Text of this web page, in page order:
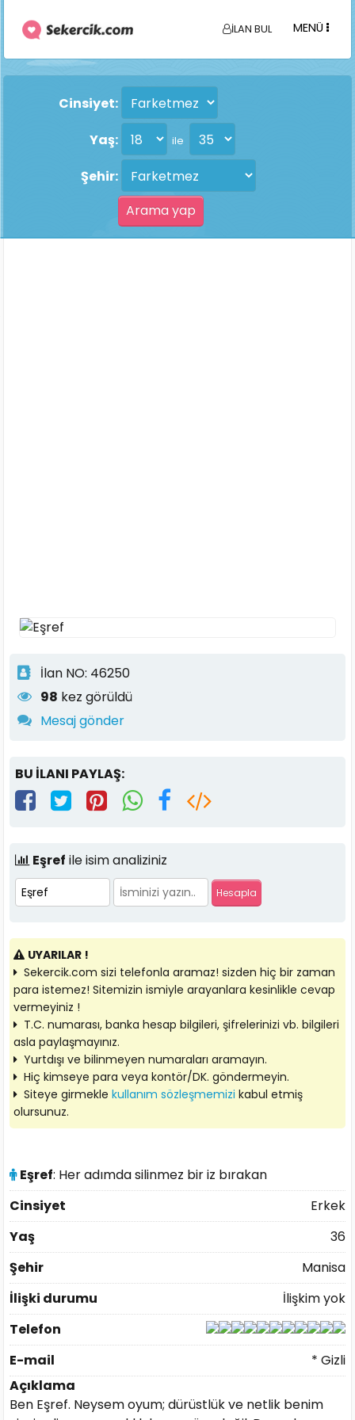
İLAN BUL MENÜ
Cinsiyet:
Yaş:
ile
Şehir:
İlan NO: 46250
98 kez görüldü
Mesaj gönder
BU İLANI PAYLAŞ:
Eşref ile isim analiziniz
UYARILAR !
Sekercik.com sizi telefonla aramaz! sizden hiç bir zaman
para istemez! Sitemizin ismiyle arayanlara kesinlikle cevap
vermeyiniz !
T.C. numarası, banka hesap bilgileri, şifrelerinizi vb. bilgileri
asla paylaşmayınız.
Yurtdışı ve bilinmeyen numaraları aramayın.
Hiç kimseye para veya kontör/DK. göndermeyin.
Siteye girmeklekullanım sözleşmemizi kabul etmiş
olursunuz.
Eşref: Her adımda silinmez bir iz bırakan
Cinsiyet
Erkek
Yaş
36
Şehir
Manisa
İlişki durumu
İlişkim yok
Telefon
E-mail
* Gizli
Açıklama
Ben Eşref. Neysem oyum; dürüstlük ve netlik benim